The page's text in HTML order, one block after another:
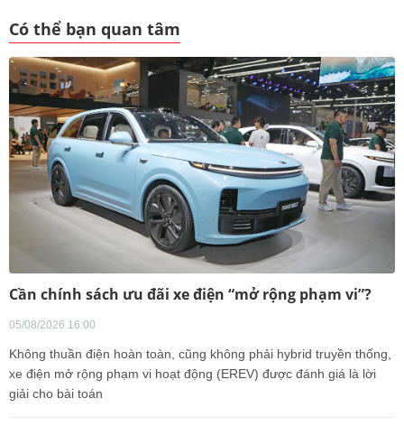
Có thể bạn quan tâm
Cần chính sách ưu đãi xe điện “mở rộng phạm vi”?
05/08/2026 16:00
Không thuần điện hoàn toàn, cũng không phải hybrid truyền thống,
xe điện mở rộng phạm vi hoạt động (EREV) được đánh giá là lời
giải cho bài toán